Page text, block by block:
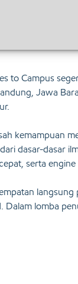
to Campus
Jawa
kemampuan
dasar-dasar
serta
lomba